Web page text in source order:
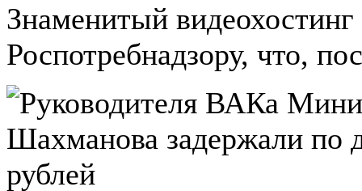
Знаменитый видеохостинг
Роспотребнадзору, что,